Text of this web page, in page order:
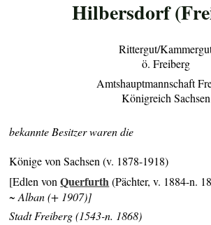
Hilbersdorf
Rittergut/
ö. Freiberg
Amtshauptmannschaft
Königreich Sachsen
bekannte Besitzer waren die
Könige von Sachsen (v. 1878-1918)
[Edlen vonQuerfurth(Pächter, v. 1884-n.
~ Alban (+ 1907)]
Stadt Freiberg (1543-n. 1868)